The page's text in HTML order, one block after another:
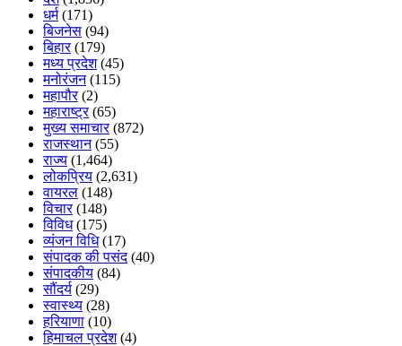
धर्म(171)
बिजनेस (94)
बिहार(179)
मध्य प्रदेश(45)
मनोरंजन(115)
महापौर(2)
महाराष्ट्र(65)
मुख्य समाचार(872)
राजस्थान(55)
राज्य (1,464)
लोकप्रिय (2,631)
वायरल (148)
विचार(148)
विविध(175)
व्यंजन विधि(17)
संपादक की पसंद(40)
संपादकीय (84)
सौंदर्य (29)
स्वास्थ्य (28)
हरियाणा (10)
हिमाचल प्रदेश(4)